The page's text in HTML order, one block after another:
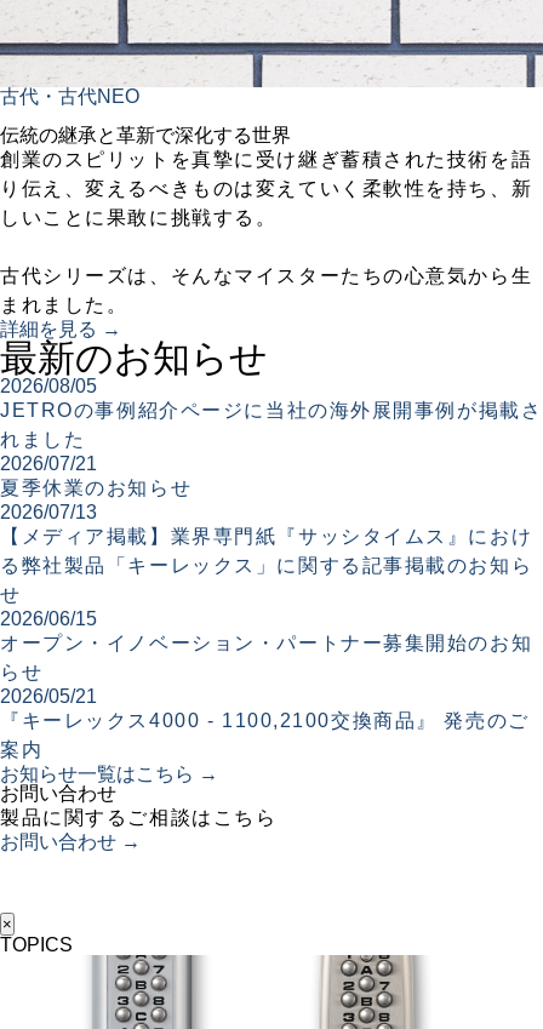
古代・古代NEO
伝統の継承と革新で深化する世界
創業のスピリットを真摯に受け継ぎ蓄積された技術を語
り伝え、変えるべきものは変えていく柔軟性を持ち、新
しいことに果敢に挑戦する。
古代シリーズは、そんなマイスターたちの心意気から生
まれました。
詳細を見る →
最新のお知らせ
2026/08/05
JETROの事例紹介ページに当社の海外展開事例が掲載さ
れました
2026/07/21
夏季休業のお知らせ
2026/07/13
【メディア掲載】業界専門紙『サッシタイムス』におけ
る弊社製品「キーレックス」に関する記事掲載のお知ら
せ
2026/06/15
オープン・イノベーション・パートナー募集開始のお知
らせ
2026/05/21
『キーレックス4000 - 1100,2100交換商品』 発売のご
案内
お知らせ一覧はこちら →
お問い合わせ
製品に関するご相談はこちら
お問い合わせ →
×
TOPICS